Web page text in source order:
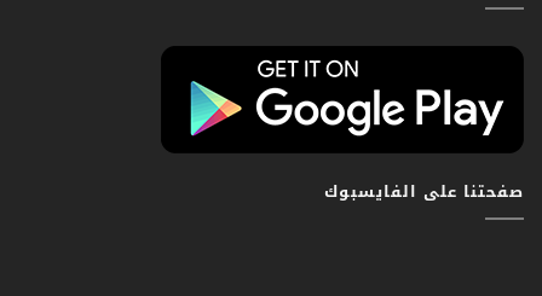
صفحتنا على الفايسبوك